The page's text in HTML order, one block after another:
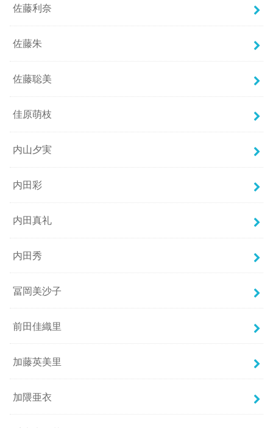
佐藤利奈
佐藤朱
佐藤聡美
佳原萌枝
内山夕実
内田彩
内田真礼
内田秀
冨岡美沙子
前田佳織里
加藤英美里
加隈亜衣